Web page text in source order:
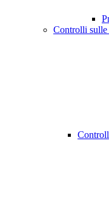
Controlli sulle